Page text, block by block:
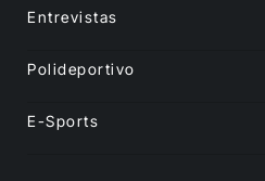
Entrevistas
Polideportivo
E-Sports